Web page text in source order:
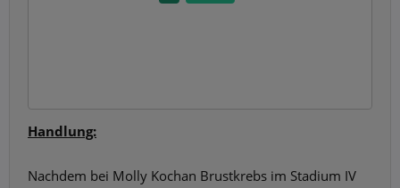
Handlung:
Nachdem bei Molly Kochan Brustkrebs im Stadium IV